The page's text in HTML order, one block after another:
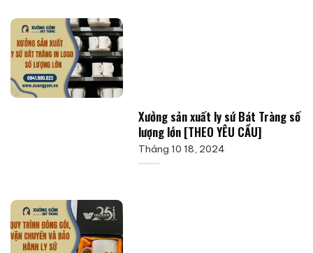
Xưởng sản xuất ly sứ Bát Tràng số
lượng lớn [THEO YÊU CẦU]
Tháng 10 18, 2024